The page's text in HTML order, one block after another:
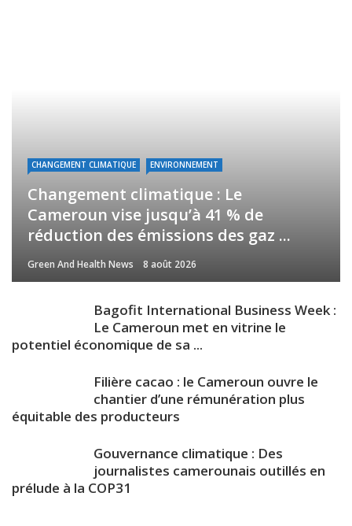
CHANGEMENT CLIMATIQUE ENVIRONNEMENT
Changement climatique : Le
Cameroun vise jusqu’à 41 % de
réduction des émissions des gaz ...
Green And Health News 8 août 2026
Bagofit International Business Week :
Le Cameroun met en vitrine le
potentiel économique de sa ...
Filière cacao : le Cameroun ouvre le
chantier d’une rémunération plus
équitable des producteurs
Gouvernance climatique : Des
journalistes camerounais outillés en
prélude à la COP31